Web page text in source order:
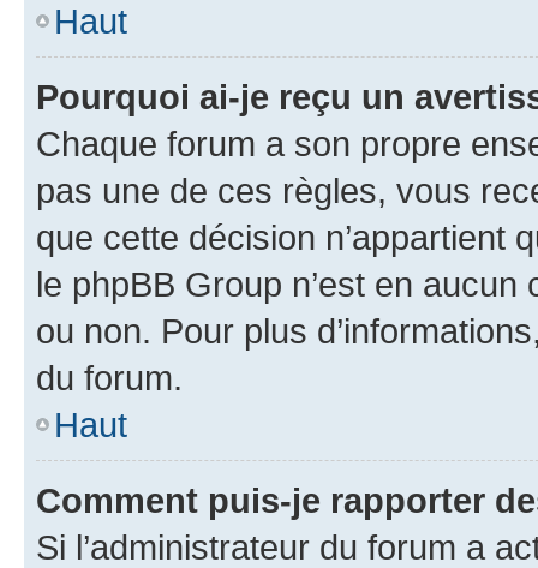
Haut
Pourquoi ai-je reçu un
Chaque forum a son propre
pas une de ces règles, vous
que cette décision n’appartient
le phpBB Group n’est en
ou non. Pour plus
du forum.
Haut
Comment puis-je rapporter
Si l’administrateur du forum a